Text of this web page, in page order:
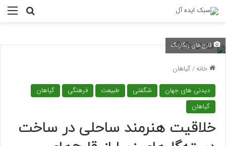
قارچ‌های رنگارنگ
خانه/گیاهان
دیدنی های جهان شگفتی طبیعت فرهنگی
گیاهان
گیاهان
خلاقیت هنرمند ساحلی در ساخت